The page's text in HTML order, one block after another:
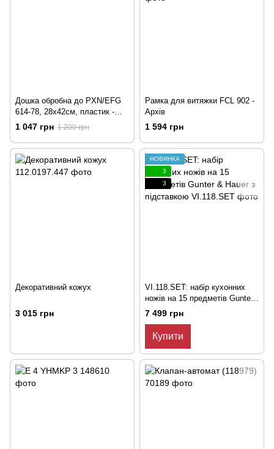
Дошка обробна до PXN/EFG
614-78, 28х42см, пластик -
Архів
1 047 грн 1 200 грн
Рамка для витяжки FCL 902 -
Архів
1 594 грн
Декоративний кожух
3 015 грн
НОВИНКА
3
3
VI.118.SET: набір кухонних
ножів на 15 предметів Gunter
& Hauer з підставкою
7 499 грн
Купити